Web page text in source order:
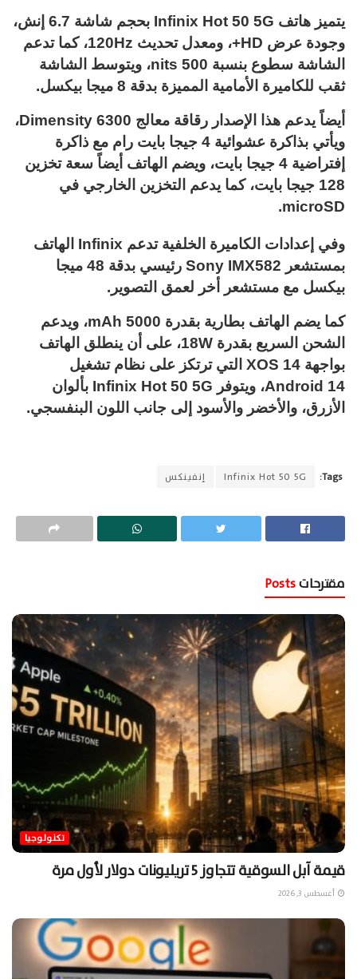
يتميز هاتف Infinix Hot 50 5G بحجم شاشة 6.7 إنش،
وجودة عرض HD+، ومعدل تحديث 120Hz، كما تدعم
الشاشة سطوع بنسبة 500 nits، ويتوسط الشاشة
ثقب للكاميرة الأمامية المميزة بدقة 8 ميجا بيكسل.
أيضاً يدعم هذا الإصدار رقاقة معالج Dimensity 6300،
ويأتي بذاكرة عشوائية 4 جيجا بايت رام مع ذاكرة
إفتراضية 4 جيجا بايت، ويضم الهاتف أيضاً سعة تخزين
128 جيجا بايت، كما يدعم التخزين الخارجي في
microSD.
وفي إعدادات الكاميرة الخلفية تدعم Infinix الهاتف
بمستشعر Sony IMX582 رئيسي بدقة 48 ميجا
بيكسل مع مستشعر أخر لعمق التصوير.
كما يضم الهاتف بطارية بقدرة 5000 mAh، ويدعم
الشحن السريع بقدرة 18W، على أن ينطلق الهاتف
بواجهة XOS 14 التي ترتكز على نظام تشغيل
Android 14، ويتوفر Infinix Hot 50 5G بألوان
الأزرق، والأخضر والأسود إلى جانب اللون البنفسجي.
Tags:
Infinix Hot 50 5G إنفينكس
مقترحات
تكنولوجيا
قيمة آبل السوقية تتجاوز 5 تريليونات دولار لأول مرة
أغسطس 3, 2026